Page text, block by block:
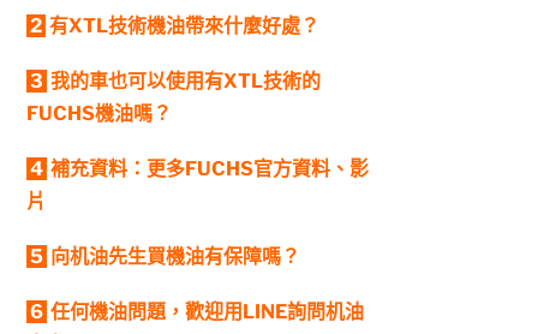
2 有XTL技術機油帶來什麼好處？
3 我的車也可以使用有XTL技術的
FUCHS機油嗎？
4 補充資料：更多FUCHS官方資料、影
片
5 向机油先生買機油有保障嗎？
6 任何機油問題，歡迎用LINE詢問机油